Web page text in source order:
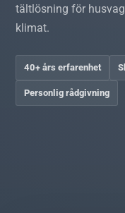
tältlösning för
klimat.
40+ års erfarenhet
Personlig rådgivning